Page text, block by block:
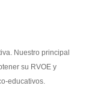
Nuestro principal
su RVOE y
educativos.